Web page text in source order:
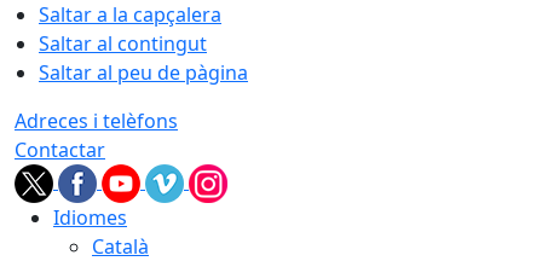
Saltar a la capçalera
Saltar al contingut
Saltar al peu de pàgina
Adreces i telèfons
Contactar
Idiomes
Català